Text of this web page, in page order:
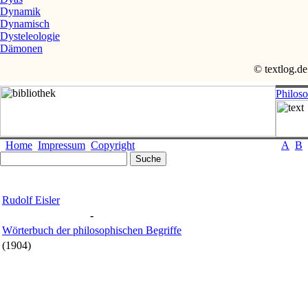
Dynamik
Dynamisch
Dysteleologie
Dämonen
© textlog.de
Home Impressum Copyright A B
Rudolf Eisler
-
Wörterbuch der philosophischen Begriffe
(1904)